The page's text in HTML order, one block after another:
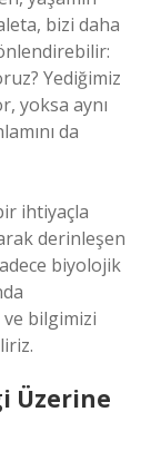
bizi daha
Yediğimiz
yoksa aynı
da
ihtiyaçla
derinleşen
biyolojik
ve bilgimizi
Üzerine